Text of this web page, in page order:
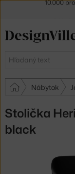
Hľadať
Nábytok
Stolička
black